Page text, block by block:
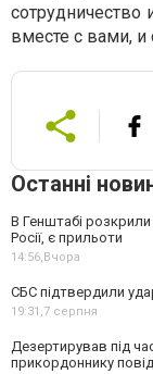
вместе с вами,
Останні
В Генштабі
Росії, є прильоти
14:56,Вчора
СБС підтвердили
19:31,7 серпня
Дезертирував під
прикордоннику